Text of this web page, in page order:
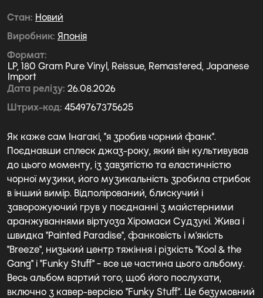
Стан Новий
Виробник Японія
Формат
LP, 180 Gram Pure Vinyl, Reissue, Remastered, Japanese
Import
Дата релізу 26.08.2026
Штрих-код 4549767375625
Як каже сам Інагакі, "я зробив чорний фанк".
Поєднавши сплеск джаз-року, який він культивував
до цього моменту, із завзятістю та еластичністю
чорної музики, його музикальність зробила стрибок
в інший вимір. Відполірований, блискучий і
заворожуючий грув у поєднанні з майстерними
аранжуваннями віртуоза Хіромаси Судзукі. Жива і
швидка "Painted Paradise", фанковість і м'якість
"Breeze", низький центр тяжіння і різкість "Kool & the
Gang" і "Funky Stuff" - все це частина цього альбому.
Весь альбом вартий того, щоб його послухати,
включно з кавер-версією "Funky Stuff". Це безумовний